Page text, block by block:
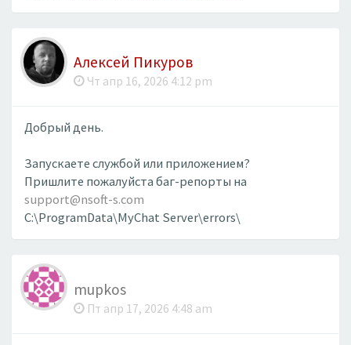
Алексей Пикуров
Чт апр 16, 2026 4:12 pm
Добрый день.
Запускаете службой или приложением?
Пришлите пожалуйста баг-репорты на
support@nsoft-s.com
C:\ProgramData\MyChat Server\errors\
mupkos
Пт апр 17, 2026 4:48 am